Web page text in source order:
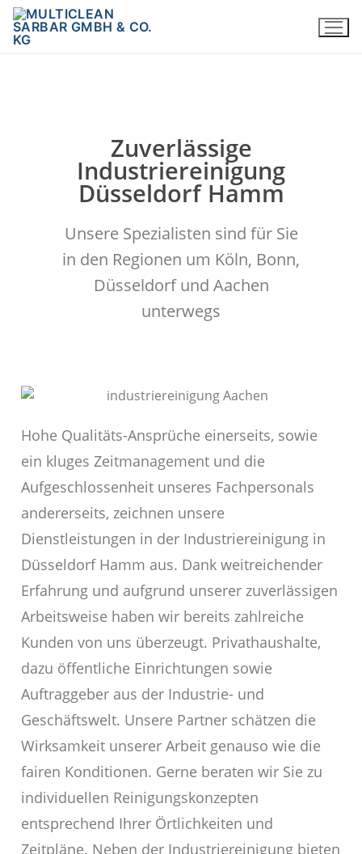
Zuverlässige
Industriereinigung
Düsseldorf Hamm
Unsere Spezialisten sind für Sie
in den Regionen um Köln, Bonn,
Düsseldorf und Aachen
unterwegs
Hohe Qualitäts-Ansprüche einerseits, sowie
ein kluges Zeitmanagement und die
Aufgeschlossenheit unseres Fachpersonals
andererseits, zeichnen unsere
Dienstleistungen in der Industriereinigung in
Düsseldorf Hamm aus. Dank weitreichender
Erfahrung und aufgrund unserer zuverlässigen
Arbeitsweise haben wir bereits zahlreiche
Kunden von uns überzeugt. Privathaushalte,
dazu öffentliche Einrichtungen sowie
Auftraggeber aus der Industrie- und
Geschäftswelt. Unsere Partner schätzen die
Wirksamkeit unserer Arbeit genauso wie die
fairen Konditionen. Gerne beraten wir Sie zu
individuellen Reinigungskonzepten
entsprechend Ihrer Örtlichkeiten und
Zeitpläne. Neben der Industriereinigung bieten